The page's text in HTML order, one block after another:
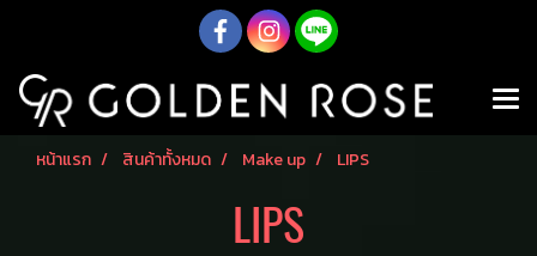
หน้าแรก สินค้าทั้งหมด Make up LIPS
LIPS